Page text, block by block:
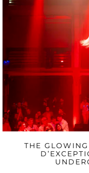
THE